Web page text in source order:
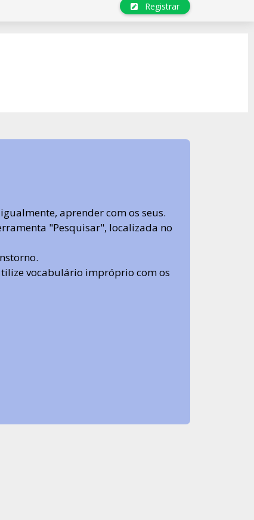
Registrar
aprender com os seus.
"Pesquisar", localizada no
vocabulário impróprio com os